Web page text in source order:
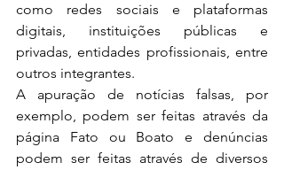
como redes sociais e plataformas
digitais, instituições públicas e
privadas, entidades profissionais, entre
outros integrantes.
A apuração de notícias falsas, por
exemplo, podem ser feitas através da
página Fato ou Boato e denúncias
podem ser feitas através de diversos